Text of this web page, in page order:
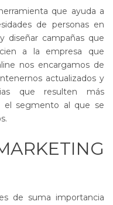
que ayuda a
de personas en
diseñar campañas que
a la empresa que
nos encargamos de
actualizados y
que resulten más
el segmento al que se
es de suma importancia